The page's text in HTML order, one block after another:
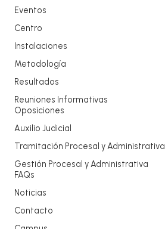
Eventos
Centro
Instalaciones
Metodología
Resultados
Reuniones Informativas
Oposiciones
Auxilio Judicial
Tramitación Procesal y Administrativa
Gestión Procesal y Administrativa
FAQs
Noticias
Contacto